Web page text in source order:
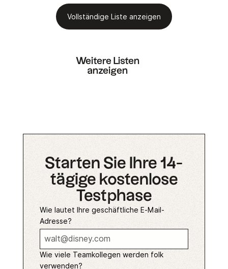
Vollständige Liste anzeigen
Weitere Listen
anzeigen
Starten Sie Ihre 14-
tägige kostenlose
Testphase
Wie lautet Ihre geschäftliche E-Mail-
Adresse?
Wie viele Teamkollegen werden folk
verwenden?